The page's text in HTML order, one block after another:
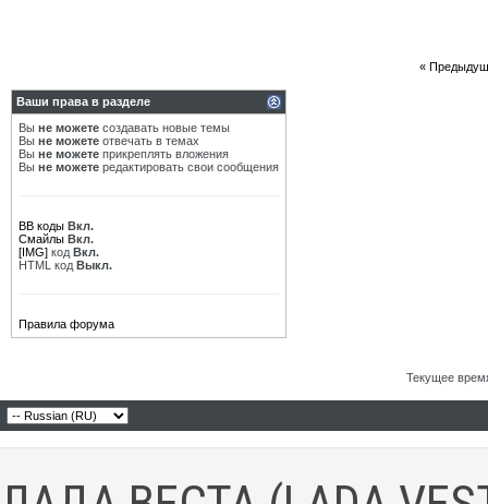
«
Ваши права в разделе
Вы не можете создавать новые темы
Вы не можете отвечать в темах
Вы не можете прикреплять вложения
Вы не можете редактировать свои сообщения
BB коды Вкл.
Смайлы Вкл.
[IMG] код Вкл.
HTML код Выкл.
Правила форума
Текущее